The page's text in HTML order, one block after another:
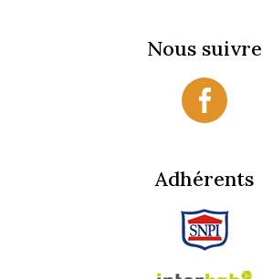
Nous suivre
Adhérents